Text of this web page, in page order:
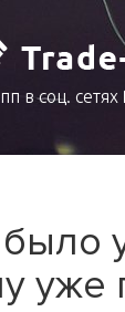
в соц.
уже